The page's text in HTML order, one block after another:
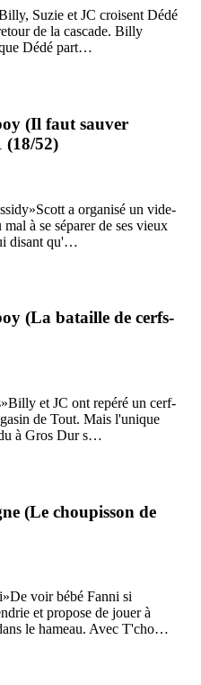
Suzie et JC croisent Dédé
de la cascade. Billy
Dédé part…
(Il faut sauver
(18/52)
a organisé un vide-
à se séparer de ses vieux
disant qu'…
(La bataille de cerfs-
et JC ont repéré un cerf-
de Tout. Mais l'unique
à Gros Dur s…
(Le choupisson de
voir bébé Fanni si
et propose de jouer à
le hameau. Avec T'cho…